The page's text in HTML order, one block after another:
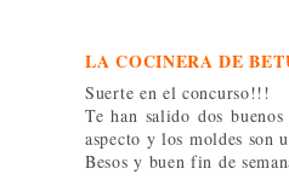
LA COCINERA DE
Suerte en el concurso!!!
Te han salido dos
aspecto y los moldes son
Besos y buen fin de